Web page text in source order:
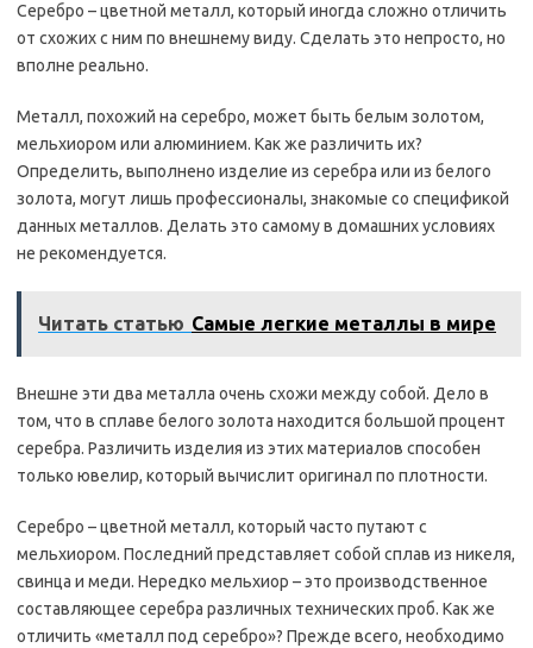
Серебро – цветной металл, который иногда сложно отличить
от схожих с ним по внешнему виду. Сделать это непросто, но
вполне реально.
Металл, похожий на серебро, может быть белым золотом,
мельхиором или алюминием. Как же различить их?
Определить, выполнено изделие из серебра или из белого
золота, могут лишь профессионалы, знакомые со спецификой
данных металлов. Делать это самому в домашних условиях
не рекомендуется.
Читать статью Самые легкие металлы в мире
Внешне эти два металла очень схожи между собой. Дело в
том, что в сплаве белого золота находится большой процент
серебра. Различить изделия из этих материалов способен
только ювелир, который вычислит оригинал по плотности.
Серебро – цветной металл, который часто путают с
мельхиором. Последний представляет собой сплав из никеля,
свинца и меди. Нередко мельхиор – это производственное
составляющее серебра различных технических проб. Как же
отличить «металл под серебро»? Прежде всего, необходимо